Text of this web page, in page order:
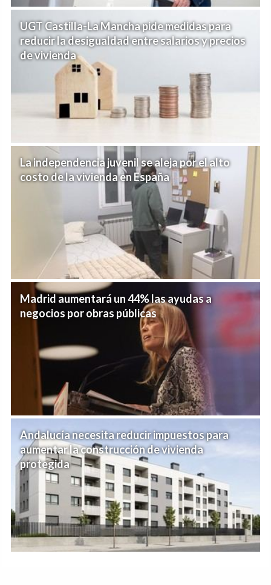
UGT Castilla-La Mancha pide medidas para
reducir la desigualdad entre salarios y precios
de vivienda
La independencia juvenil se aleja por el alto
costo de la vivienda en España
Madrid aumentará un 44% las ayudas a
negocios por obras públicas
Andalucía necesita reducir impuestos para
aumentar la construcción de vivienda
protegida